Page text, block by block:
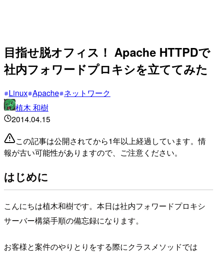
目指せ脱オフィス！ Apache HTTPDで
社内フォワードプロキシを立ててみた
Linux Apache ネットワーク
植木 和樹
2014.04.15
この記事は公開されてから1年以上経過しています。情
報が古い可能性がありますので、ご注意ください。
はじめに
こんにちは植木和樹です。本日は社内フォワードプロキシ
サーバー構築手順の備忘録になります。
お客様と案件のやりとりをする際にクラスメソッドでは